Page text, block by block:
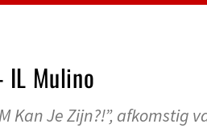
IL Mulino
Kan Je Zijn?!”, afkomstig